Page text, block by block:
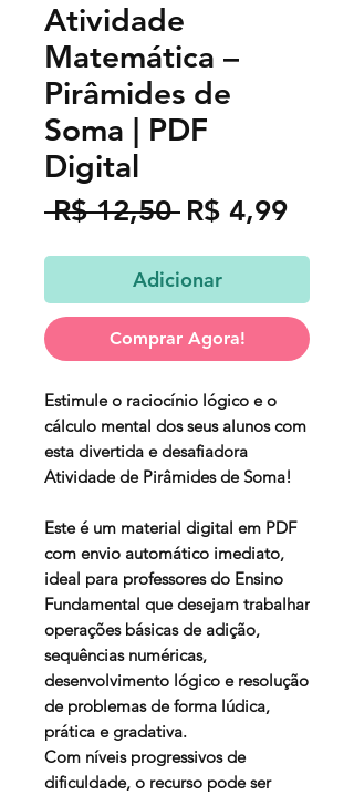
Atividade
Matemática –
Pirâmides de
Soma | PDF
Digital
R$ 12,50 Preço
R$ 4,99Preço
Adicionar
Comprar Agora!
Estimule o raciocínio lógico e o
cálculo mental dos seus alunos com
esta divertida e desafiadora
Atividade de Pirâmides de Soma!
Este é um material digital em PDF
com envio automático imediato,
ideal para professores do Ensino
Fundamental que desejam trabalhar
operações básicas de adição,
sequências numéricas,
desenvolvimento lógico e resolução
de problemasde forma lúdica,
prática e gradativa.
Com níveis progressivos de
dificuldade, o recurso pode ser